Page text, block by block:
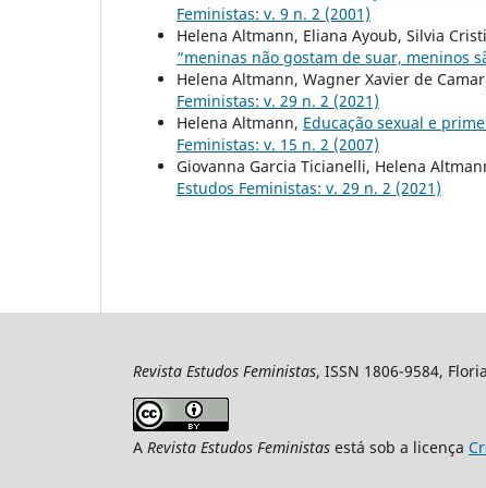
Feministas: v. 9 n. 2 (2001)
Helena Altmann, Eliana Ayoub, Silvia
“meninas não gostam de suar, meninos
Helena Altmann, Wagner Xavier de
Feministas: v. 29 n. 2 (2021)
Helena Altmann, Educação sexual e
Feministas: v. 15 n. 2 (2007)
Giovanna Garcia Ticianelli, Helena
Estudos Feministas: v. 29 n. 2 (2021)
Revista Estudos Feministas, ISSN 1806-9584,
A Revista Estudos Feministas está sob a licença